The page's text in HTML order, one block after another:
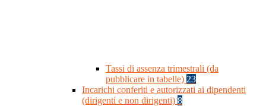
Tassi di assenza trimestrali (da
pubblicare in tabelle) 23
Incarichi conferiti e autorizzati ai dipendenti
(dirigenti e non dirigenti) 8